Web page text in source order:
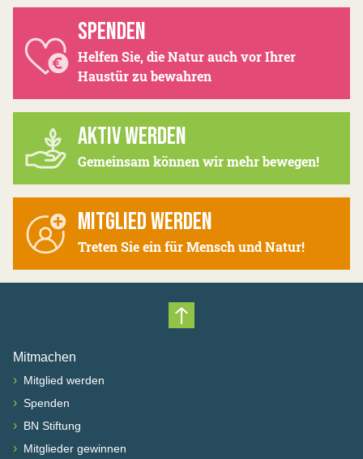
SPENDEN
Helfen Sie, die Natur auch vor Ihrer
Haustür zu bewahren
AKTIV WERDEN
Gemeinsam können wir mehr bewegen!
MITGLIED WERDEN
Treten Sie ein für Mensch und Natur!
Nach oben scrollen
Mitmachen
› Mitglied werden
› Spenden
› BN Stiftung
› Mitglieder gewinnen